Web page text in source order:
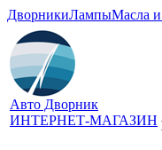
ДворникиЛампыМасла
Авто Дворник
ИНТЕРНЕТ-МАГАЗИН